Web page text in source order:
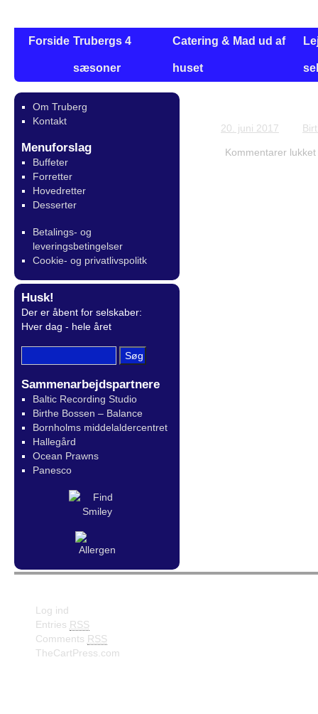
Forside Trubergs 4
sæsoner
Catering & Mad ud af
huset
20. juni 2017
Kommentarer lukket
Om Truberg
Kontakt
Menuforslag
Buffeter
Forretter
Hovedretter
Desserter
Betalings- og
leveringsbetingelser
Cookie- og privatlivspolitk
Husk!
Der er åbent for selskaber:
Hver dag - hele året
Sammenarbejdspartnere
Baltic Recording Studio
Birthe Bossen – Balance
Bornholms middelaldercentret
Hallegård
Ocean Prawns
Panesco
Log ind
Entries RSS
Comments RSS
TheCartPress.com